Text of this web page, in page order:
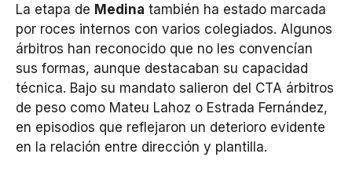
La etapa de Medina también ha estado marcada
por roces internos con varios colegiados. Algunos
árbitros han reconocido que no les convencían
sus formas, aunque destacaban su capacidad
técnica. Bajo su mandato salieron del CTA árbitros
de peso como Mateu Lahoz o Estrada Fernández,
en episodios que reflejaron un deterioro evidente
en la relación entre dirección y plantilla.